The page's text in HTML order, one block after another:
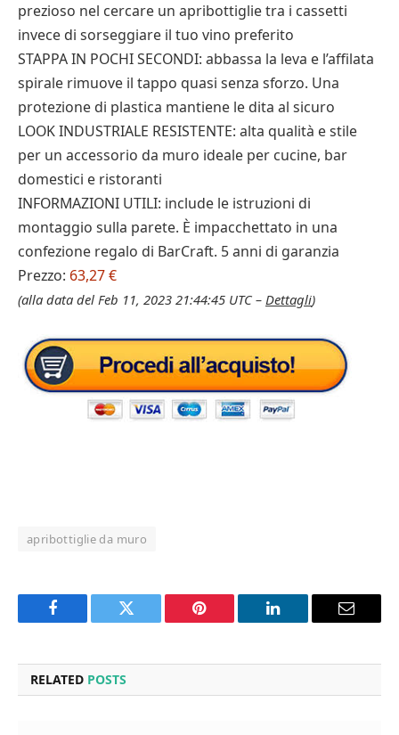
prezioso nel cercare un apribottiglie tra i cassetti
invece di sorseggiare il tuo vino preferito
STAPPA IN POCHI SECONDI: abbassa la leva e l’affilata
spirale rimuove il tappo quasi senza sforzo. Una
protezione di plastica mantiene le dita al sicuro
LOOK INDUSTRIALE RESISTENTE: alta qualità e stile
per un accessorio da muro ideale per cucine, bar
domestici e ristoranti
INFORMAZIONI UTILI: include le istruzioni di
montaggio sulla parete. È impacchettato in una
confezione regalo di BarCraft. 5 anni di garanzia
Prezzo: 63,27 €
(alla data del Feb 11, 2023 21:44:45 UTC – Dettagli)
apribottiglie da muro
Facebook Twitter Pinterest LinkedIn Email
RELATED POSTS